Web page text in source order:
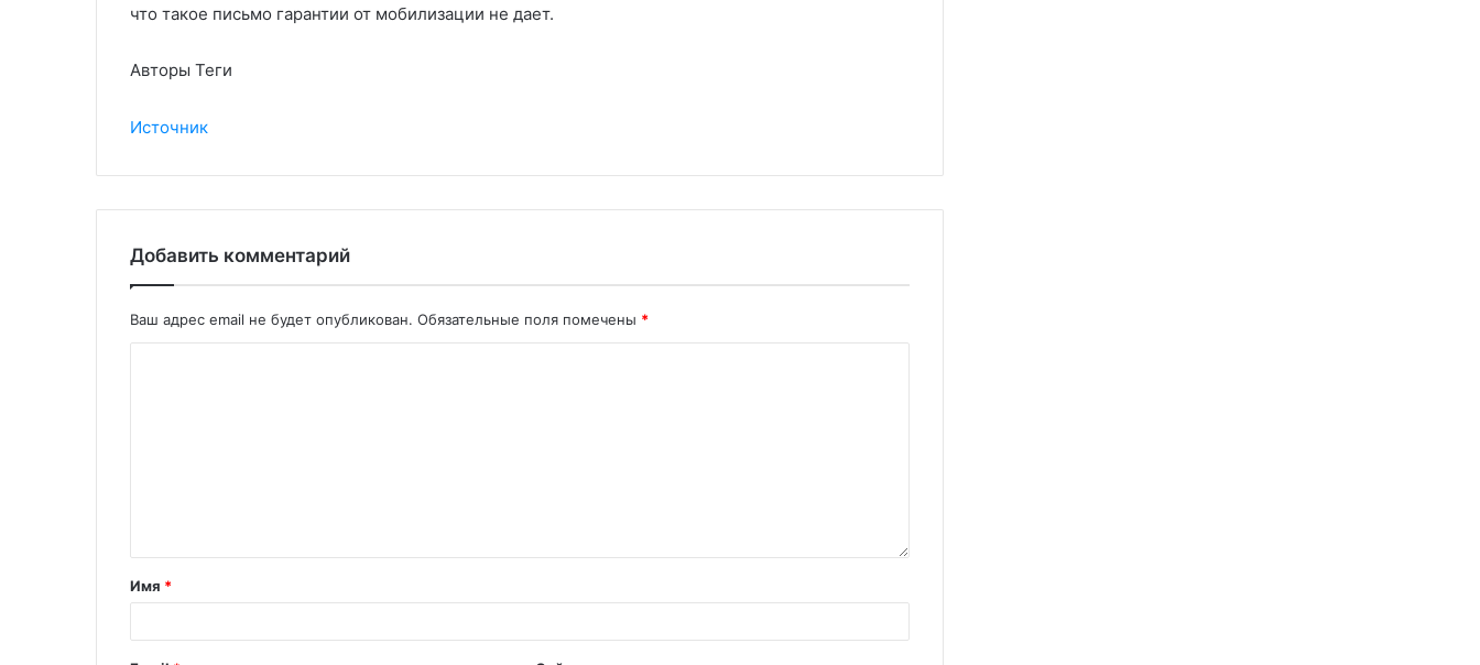
что такое письмо гарантии от мобилизации не дает.
Авторы Теги
Источник
Добавить комментарий
Ваш адрес email не будет опубликован. Обязательные поля помечены *
Имя *